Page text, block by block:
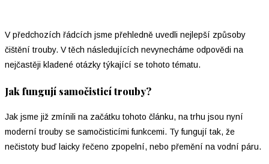
V předchozích řádcích jsme přehledně uvedli nejlepší způsoby
čištění trouby. V těch následujících nevynecháme odpovědi na
nejčastěji kladené otázky týkající se tohoto tématu.
Jak fungují samočisticí trouby?
Jak jsme již zmínili na začátku tohoto článku, na trhu jsou nyní
moderní trouby se samočisticími funkcemi. Ty fungují tak, že
nečistoty buď laicky řečeno zpopelní, nebo přemění na vodní páru.